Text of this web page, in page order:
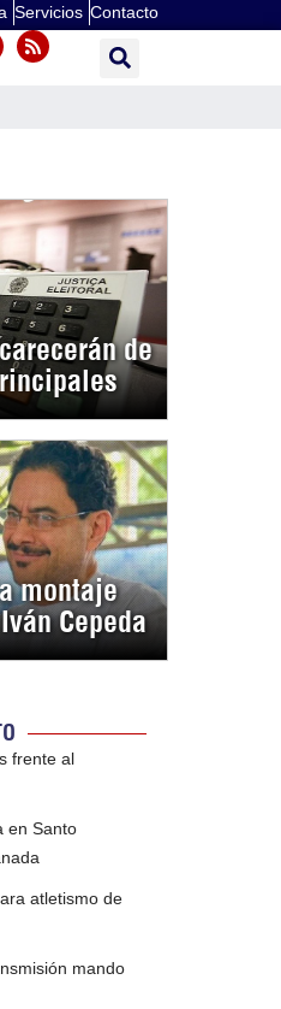
Servicios Contacto
de
montaje
Cepeda
frente al
en Santo
atletismo de
mando